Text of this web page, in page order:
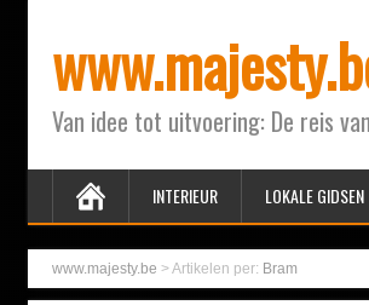
Van idee tot uitvoering: De reis
INTERIEUR LOKALE GIDSEN
www.majesty.be >Artikelen per: Bram